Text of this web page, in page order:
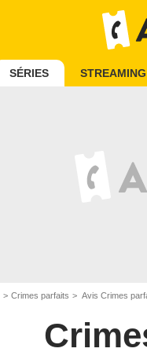
SÉRIES STREAMING
Crimes parfaits Avis Crimes